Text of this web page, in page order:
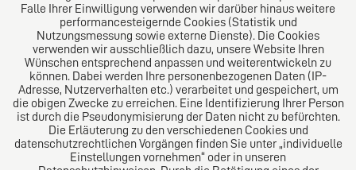
Folgen Sie uns auf
Das europäische Kanzlei-Netzwerk
Falle Ihrer Einwilligung verwenden wir darüber hinaus weitere
performancesteigernde Cookies (Statistik und
Nutzungsmessung sowie externe Dienste). Die Cookies
verwenden wir ausschließlich dazu, unsere Website Ihren
Wünschen entsprechend anpassen und weiterentwickeln zu
können. Dabei werden Ihre personenbezogenen Daten (IP-
Adresse, Nutzerverhalten etc.) verarbeitet und gespeichert, um
die obigen Zwecke zu erreichen. Eine Identifizierung Ihrer Person
ist durch die Pseudonymisierung der Daten nicht zu befürchten.
Die Erläuterung zu den verschiedenen Cookies und
datenschutzrechtlichen Vorgängen finden Sie unter „individuelle
Einstellungen vornehmen“ oder in unseren